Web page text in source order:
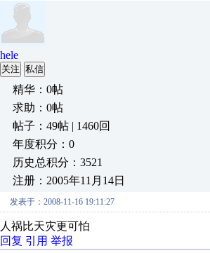
hele
关注 私信
精华：0帖
求助：0帖
帖子：49帖 | 1460回
年度积分：0
历史总积分：3521
注册：2005年11月14日
发表于：2008-11-16 19:11:27
人祸比天灾更可怕
回复 引用 举报